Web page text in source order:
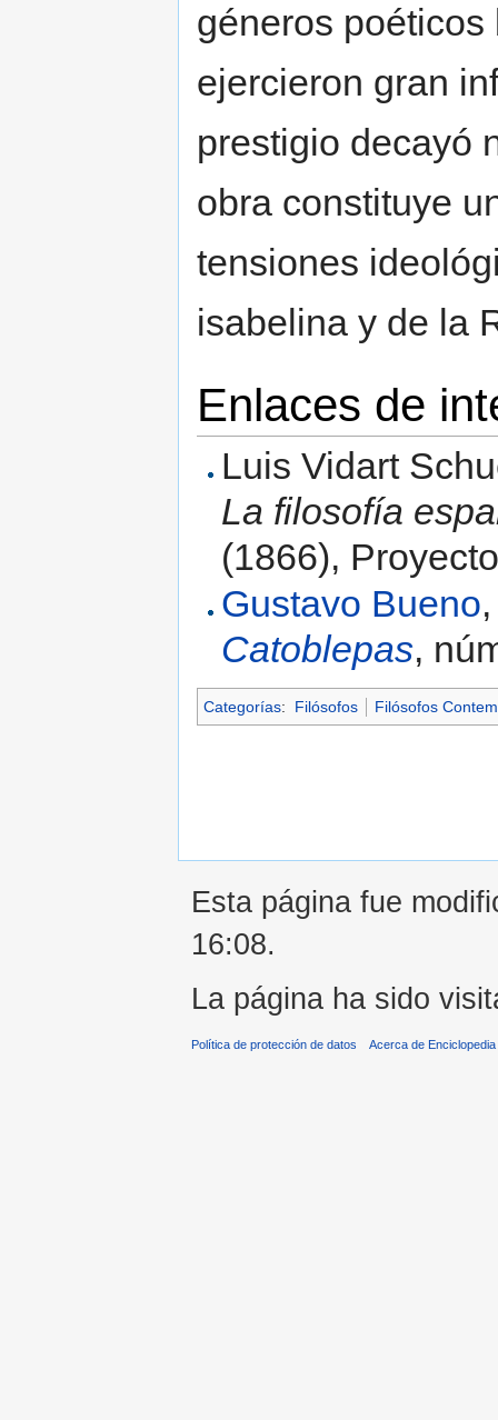
géneros
ejercieron gran
prestigio decayó
obra constituye
tensiones
isabelina y de la
Enlaces de
Luis Vidart
La filosofía
(1866),
Gustavo Bueno
Catoblepas,
Categorías: Filósofos Filósofos
Esta página fue
16:08.
La página ha sido
Política de protección de datos Acerca de